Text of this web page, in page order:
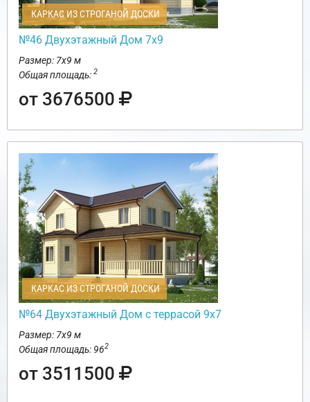
КАРКАС ИЗ СТРОГАНОЙ ДОСКИ
№46 Двухэтажный Дом 7х9
Размер: 7х9 м
Общая площадь: 2
от 3676500
КАРКАС ИЗ СТРОГАНОЙ ДОСКИ
№64 Двухэтажный Дом с террасой 9х7
Размер: 7х9 м
Общая площадь: 962
от 3511500